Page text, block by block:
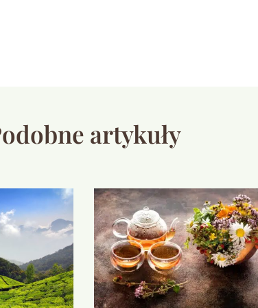
artykuły